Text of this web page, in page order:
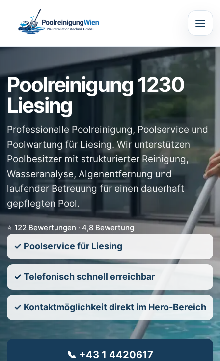
Poolreinigung 1230
Liesing
Professionelle Poolreinigung, Poolservice und
Poolwartung für Liesing. Wir unterstützen
Poolbesitzer mit strukturierter Reinigung,
Wasseranalyse, Algenentfernung und
laufender Betreuung für einen dauerhaft
gepflegten Pool.
⭐ 122 Bewertungen · 4,8 Bewertung
✓ Poolservice für Liesing
✓ Telefonisch schnell erreichbar
✓ Kontaktmöglichkeit direkt im Hero-Bereich
📞 +43 1 4420617